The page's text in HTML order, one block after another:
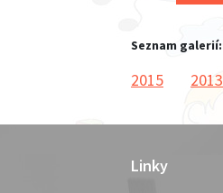
Seznam galerií:
2015 2013
Linky